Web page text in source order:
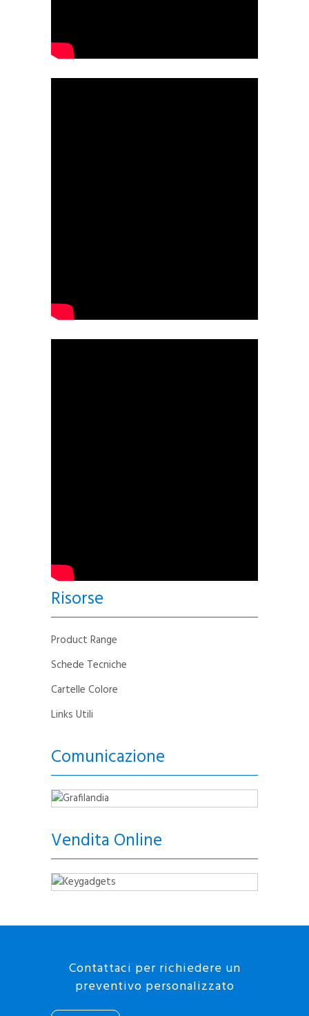
Risorse
Product Range
Schede Tecniche
Cartelle Colore
Links Utili
Comunicazione
Vendita Online
Contattaci per richiedere un
preventivo personalizzato